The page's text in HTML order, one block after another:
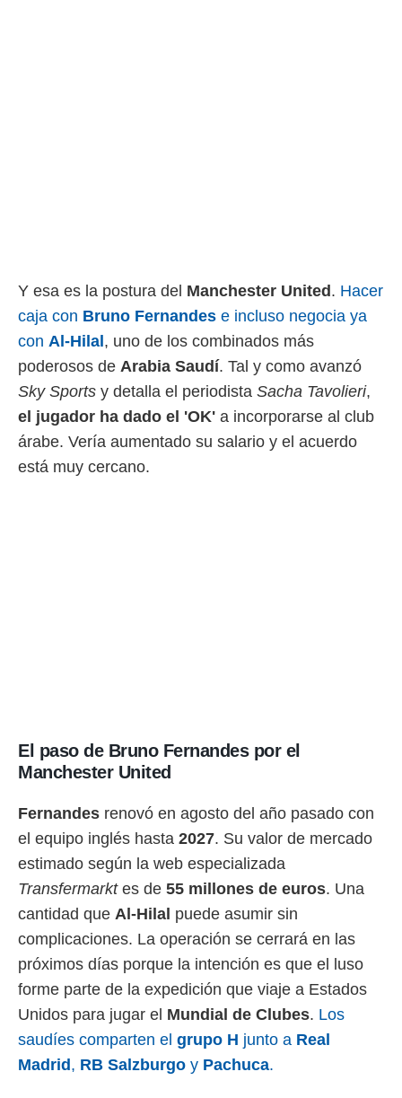
Y esa es la postura del Manchester United . Hacer
caja con Bruno Fernandes e incluso negocia ya
con Al-Hilal , uno de los combinados más
poderosos de Arabia Saudí. Tal y como avanzó
Sky Sports y detalla el periodista Sacha Tavolieri,
el jugador ha dado el 'OK' a incorporarse al club
árabe. Vería aumentado su salario y el acuerdo
está muy cercano.
El paso de Bruno Fernandes por el
Manchester United
Fernandes renovó en agosto del año pasado con
el equipo inglés hasta 2027. Su valor de mercado
estimado según la web especializada
Transfermarkt es de 55 millones de euros. Una
cantidad que Al-Hilal puede asumir sin
complicaciones. La operación se cerrará en las
próximos días porque la intención es que el luso
forme parte de la expedición que viaje a Estados
Unidos para jugar el Mundial de Clubes. Los
saudíes comparten el grupo H junto a Real
Madrid , RB Salzburgo y Pachuca.